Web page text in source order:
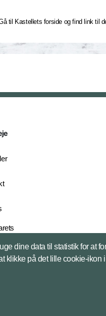
til Kastellets forside og find link til
Edition
dine data til statistik for at
klikke på det lille cookie-ikon